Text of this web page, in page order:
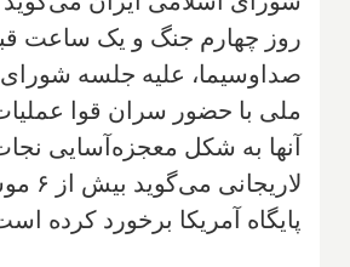
روز چهارم جنگ و یک ساعت
صداوسیما، علیه جلسه
ملی با حضور سران قوا
آنها به شکل معجزه‌آسایی
پایگاه آمریکا برخورد کرده